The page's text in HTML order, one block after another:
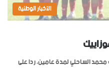
الأخبار الوطنية
الساحلي لمدة عامين، ردا على